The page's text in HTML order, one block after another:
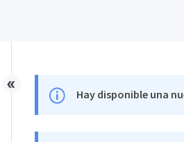
Hay disponible una